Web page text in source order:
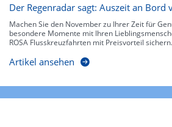
Der Regenradar sagt: Auszeit an Bord
Machen Sie den November zu Ihrer Zeit für
besondere Momente mit Ihren
ROSA Flusskreuzfahrten mit Preisvorteil sichern.
Artikel ansehen